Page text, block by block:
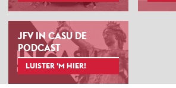
JFV IN CASU DE
PODCAST
LUISTER 'M HIER!